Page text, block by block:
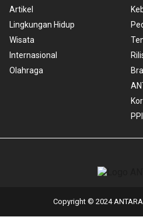
Artikel
Lingkungan Hidup
Wisata
Internasional
Olahraga
Copyright © 2024